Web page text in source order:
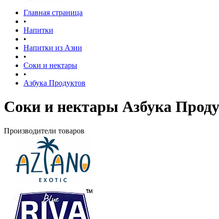
Главная страница
•
Напитки
•
Напитки из Азии
•
Соки и нектары
•
Азбука Продуктов
Соки и нектары Азбука
Производители товаров